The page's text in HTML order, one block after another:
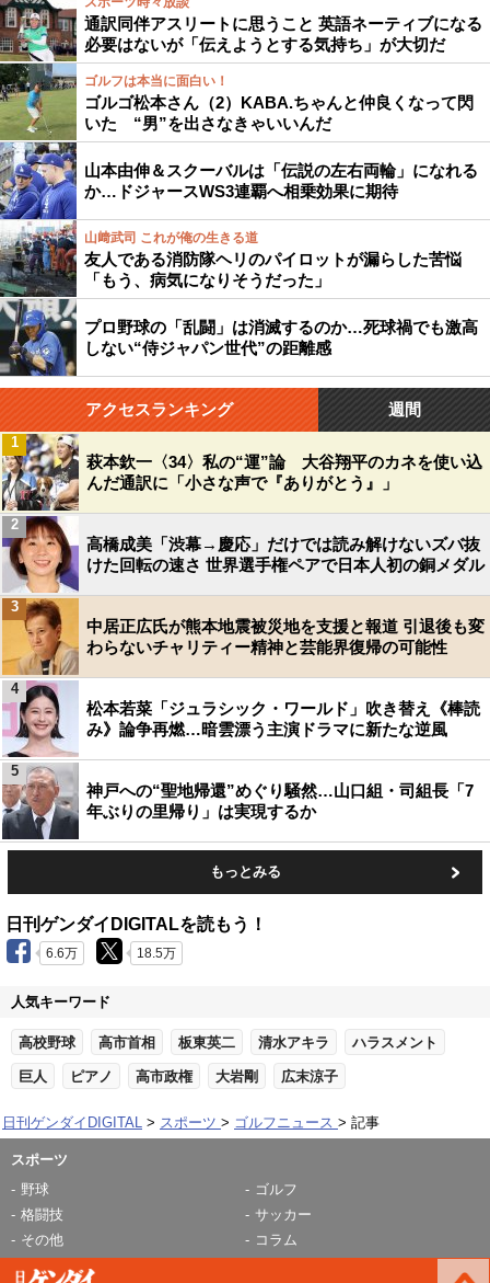
通訳同伴アスリートに思うこと 英語ネーティブになる
必要はないが「伝えようとする気持ち」が大切だ
ゴルフは本当に面白い！
ゴルゴ松本さん（2）KABA.ちゃんと仲良くなって閃
いた “男”を出さなきゃいいんだ
山本由伸＆スクーバルは「伝説の左右両輪」になれる
か…ドジャースWS3連覇へ相乗効果に期待
山﨑武司 これが俺の生きる道
友人である消防隊ヘリのパイロットが漏らした苦悩
「もう、病気になりそうだった」
プロ野球の「乱闘」は消滅するのか…死球禍でも激高
しない“侍ジャパン世代”の距離感
アクセスランキング 週間
萩本欽一〈34〉私の“運”論 大谷翔平のカネを使い込
んだ通訳に「小さな声で『ありがとう』」
1
高橋成美「渋幕→慶応」だけでは読み解けないズバ抜
けた回転の速さ 世界選手権ペアで日本人初の銅メダル
2
中居正広氏が熊本地震被災地を支援と報道 引退後も変
わらないチャリティー精神と芸能界復帰の可能性
3
松本若菜「ジュラシック・ワールド」吹き替え《棒読
み》論争再燃…暗雲漂う主演ドラマに新たな逆風
4
神戸への“聖地帰還”めぐり騒然…山口組・司組長「7
年ぶりの里帰り」は実現するか
5
もっとみる
日刊ゲンダイDIGITALを読もう！
6.6万 18.5万
人気キーワード
高校野球 高市首相 板東英二 清水アキラ ハラスメント
巨人 ピアノ 高市政権 大岩剛 広末涼子
日刊ゲンダイDIGITAL スポーツ ゴルフニュース 記事
スポーツ
野球
ゴルフ
格闘技
サッカー
その他
コラム